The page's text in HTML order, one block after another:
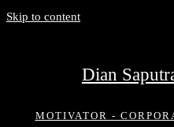
Skip to content
Dian
MOTIVATOR -